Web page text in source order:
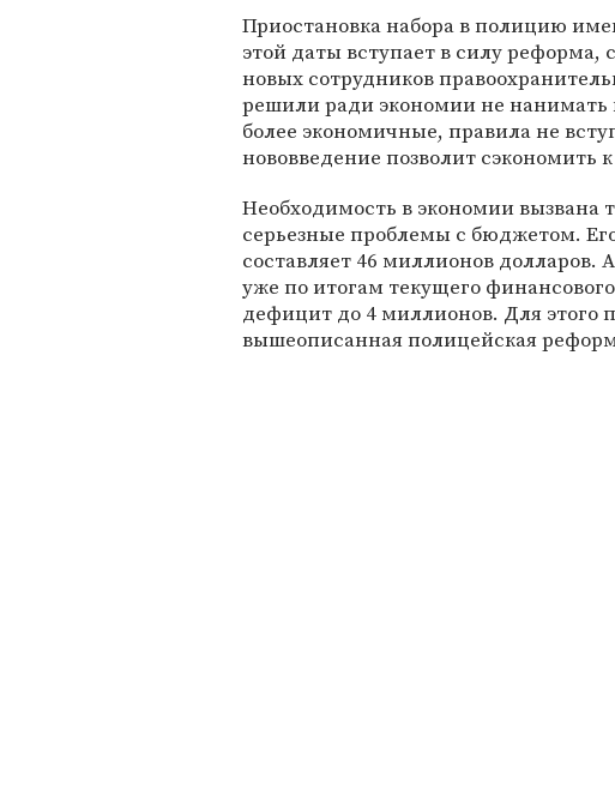
Приостановка набора в полицию
этой даты вступает в силу
новых сотрудников
решили ради экономии не нанимать
более экономичные, правила не
нововведение позволит сэкономить
Необходимость в экономии
серьезные проблемы с бюджетом.
составляет 46 миллионов
уже по итогам текущего
дефицит до 4 миллионов. Для этого
вышеописанная полицейская